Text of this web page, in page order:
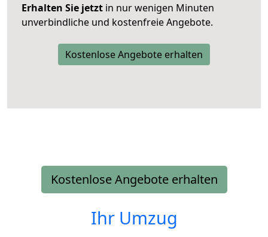
Erhalten Sie jetzt in nur wenigen Minuten
unverbindliche und kostenfreie Angebote.
Kostenlose Angebote erhalten
Kostenlose Angebote erhalten
Ihr Umzug